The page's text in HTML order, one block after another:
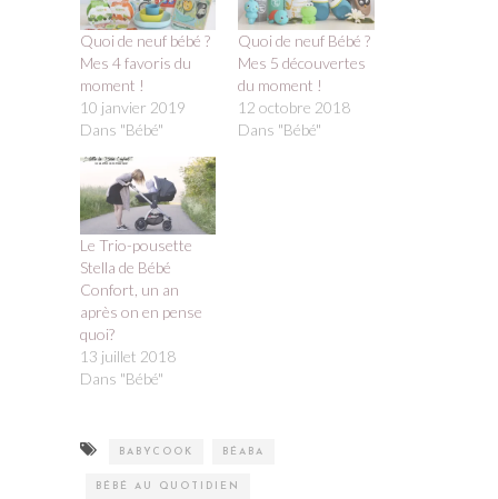
Quoi de neuf bébé ?
Mes 4 favoris du
moment !
10 janvier 2019
Dans "Bébé"
Quoi de neuf Bébé ?
Mes 5 découvertes
du moment !
12 octobre 2018
Dans "Bébé"
Le Trio-pousette
Stella de Bébé
Confort, un an
après on en pense
quoi?
13 juillet 2018
Dans "Bébé"
BABYCOOK BÉABA
BÉBÉ AU QUOTIDIEN